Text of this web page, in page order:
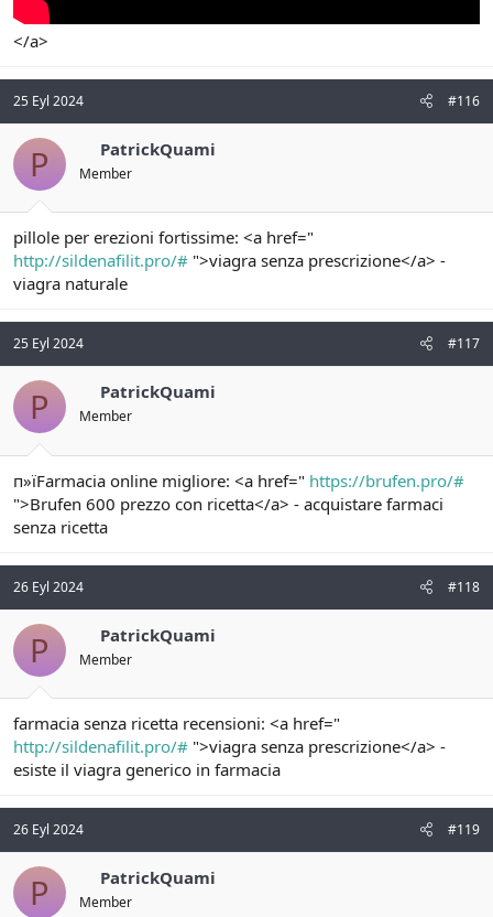
</a>
25 Eyl 2024 #116
P PatrickQuami
Member
pillole per erezioni fortissime: <a href="
http://sildenafilit.pro/# ">viagra senza prescrizione</a> -
viagra naturale
25 Eyl 2024 #117
P PatrickQuami
Member
п»їFarmacia online migliore: <a href=" https://brufen.pro/#
">Brufen 600 prezzo con ricetta</a> - acquistare farmaci
senza ricetta
26 Eyl 2024 #118
P PatrickQuami
Member
farmacia senza ricetta recensioni: <a href="
http://sildenafilit.pro/# ">viagra senza prescrizione</a> -
esiste il viagra generico in farmacia
26 Eyl 2024 #119
P PatrickQuami
Member